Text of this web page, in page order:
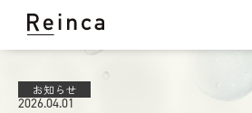
ログイン・新規会員登録
お知らせ
2026.04.01